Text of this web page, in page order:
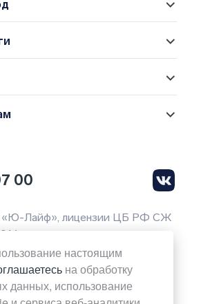
00
Лайф», лицензии ЦБ РФ СЖ
на то, что вся
данной странице сайта
настоящим
на обработку
данных, использование